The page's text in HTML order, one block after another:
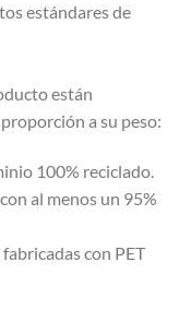
estándares de
están
a su peso:
100% reciclado.
al menos un 95%
con PET